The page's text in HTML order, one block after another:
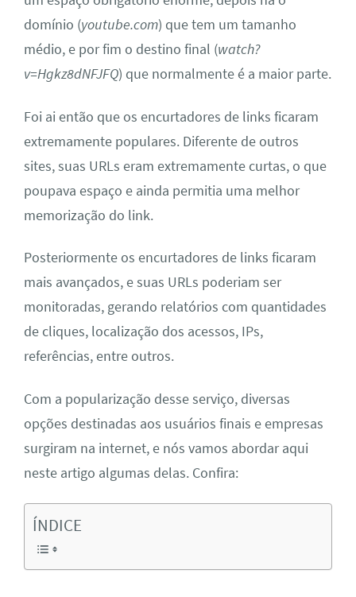
domínio (youtube.com) que tem um tamanho
médio, e por fim o destino final (watch?
v=Hgkz8dNFJFQ) que normalmente é a maior parte.
Foi ai então que os encurtadores de links ficaram
extremamente populares. Diferente de outros
sites, suas URLs eram extremamente curtas, o que
poupava espaço e ainda permitia uma melhor
memorização do link.
Posteriormente os encurtadores de links ficaram
mais avançados, e suas URLs poderiam ser
monitoradas, gerando relatórios com quantidades
de cliques, localização dos acessos, IPs,
referências, entre outros.
Com a popularização desse serviço, diversas
opções destinadas aos usuários finais e empresas
surgiram na internet, e nós vamos abordar aqui
neste artigo algumas delas. Confira:
ÍNDICE